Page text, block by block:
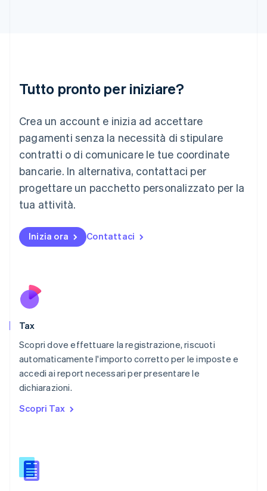
Tutto pronto per iniziare?
Crea un account e inizia ad accettare
pagamenti senza la necessità di stipulare
contratti o di comunicare le tue coordinate
bancarie. In alternativa, contattaci per
progettare un pacchetto personalizzato per la
tua attività.
Inizia ora Contattaci
Tax
Scopri dove effettuare la registrazione, riscuoti
automaticamente l'importo corretto per le imposte e
accedi ai report necessari per presentare le
dichiarazioni.
Scopri Tax
Lettonia
English
DeutschEnglish
Lituania
Français DeutschEnglish
Malaysia
English 简体中文
Malta
Messico
EspañolEnglish
English
Paesi Bassi
English
Portogallo
RAS di Hong Kong, Cina
English简体中文
Regno Unito
English
English
Singapore